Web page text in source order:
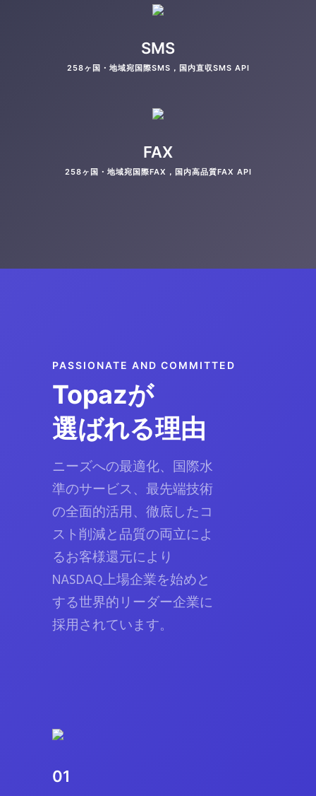
SMS
258ヶ国・地域宛国際SMS，国内直収SMS API
FAX
258ヶ国・地域宛国際FAX，国内高品質FAX API
PASSIONATE AND COMMITTED
Topazが
選ばれる理由
ニーズへの最適化、国際水
準のサービス、最先端技術
の全面的活用、徹底したコ
スト削減と品質の両立によ
るお客様還元により
NASDAQ上場企業を始めと
する世界的リーダー企業に
採用されています。
01